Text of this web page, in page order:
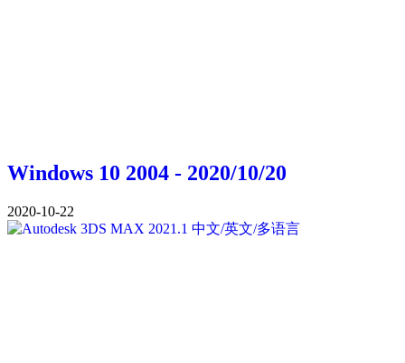
Windows 10 2004 - 2020/10/20
2020-10-22